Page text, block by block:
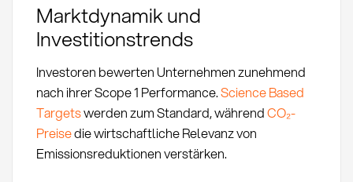
Marktdynamik und
Investitionstrends
Investoren bewerten Unternehmen zunehmend
nach ihrer Scope 1 Performance.Science Based
Targetswerden zum Standard, währendCO₂-
Preisedie wirtschaftliche Relevanz von
Emissionsreduktionen verstärken.